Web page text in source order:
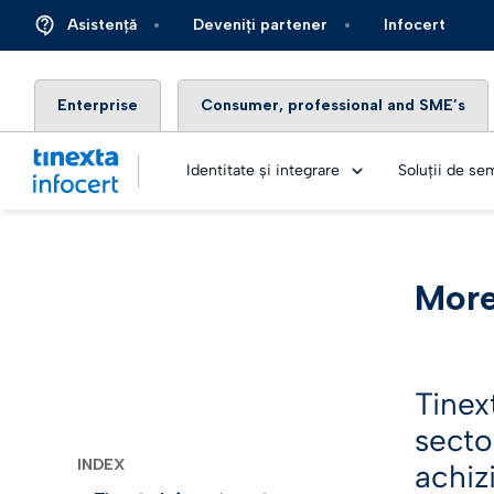
Asistență Deveniți partener Infocert
Enterprise Consumer, professional and SME’s
Identitate și integrare
Top
Soluții de
INDEX